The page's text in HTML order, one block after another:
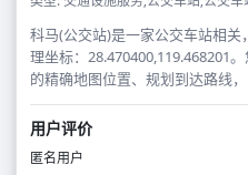
科马(公交站)是一家公交车站相
理坐标：28.470400,119.468201
的精确地图位置、规划到达路线，
用户评价
匿名用户